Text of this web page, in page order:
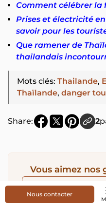
Comment célébrer la
Prises et électricité
savoir pour les
Que ramener de
thailandais
Mots clés: Thailande,
Thaïlande, danger
Share: 2
Vous aimez nos
Ajoutez-nous
Nous contacter